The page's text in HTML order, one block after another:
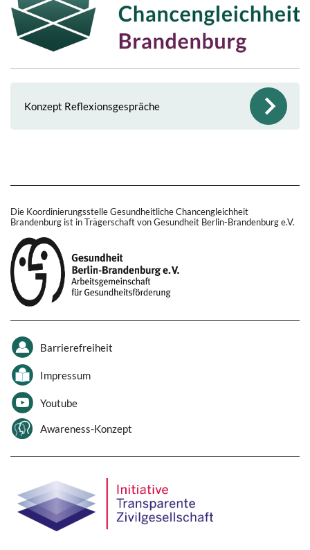
Konzept Reflexionsgespräche
Die Koordinierungsstelle Gesundheitliche Chancengleichheit
Brandenburg ist in Trägerschaft von Gesundheit Berlin-Brandenburg e.V.
Barrierefreiheit
Impressum
Youtube
Awareness-Konzept